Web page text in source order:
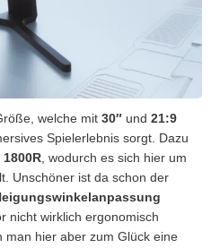
welche mit 30″ und 21:9
Spielerlebnis sorgt. Dazu
, wodurch es sich hier um
Unschöner ist da schon der
nicht wirklich ergonomisch
man hier aber zum Glück eine